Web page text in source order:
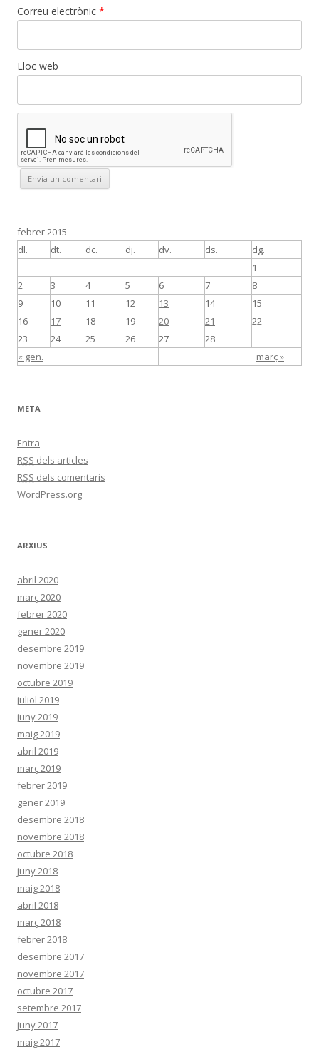
Correu electrònic *
Lloc web
febrer 2015
dl.
dt. dc. dj. dv. ds. dg.
« gen. març »
1
2
3 4 5 6 7
8
9
10 11 12 13 14
15
16
17 18 19 20 21
22
23
24 25 26 27 28
META
Entra
RSS dels articles
RSS dels comentaris
WordPress.org
ARXIUS
abril 2020
març 2020
febrer 2020
gener 2020
desembre 2019
novembre 2019
octubre 2019
juliol 2019
juny 2019
maig 2019
abril 2019
març 2019
febrer 2019
gener 2019
desembre 2018
novembre 2018
octubre 2018
juny 2018
maig 2018
abril 2018
març 2018
febrer 2018
desembre 2017
novembre 2017
octubre 2017
setembre 2017
juny 2017
maig 2017